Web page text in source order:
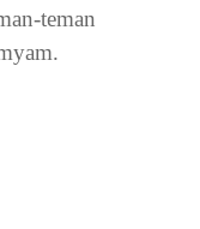
teman